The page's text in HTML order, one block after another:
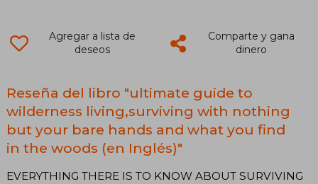
Agregar a lista de
deseos
Comparte y gana
dinero
Reseña del libro "ultimate guide to
wilderness living,surviving with nothing
but your bare hands and what you find
in the woods (en Inglés)"
EVERYTHING THERE IS TO KNOW ABOUT SURVIVING